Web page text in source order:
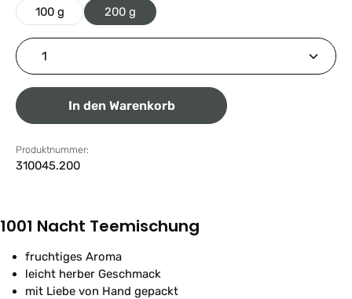
100 g 200 g
Produkt Anzahl: Gib den gewünschten Wert ein
In den Warenkorb
Produktnummer:
310045.200
1001 Nacht Teemischung
fruchtiges Aroma
leicht herber Geschmack
mit Liebe von Hand gepackt